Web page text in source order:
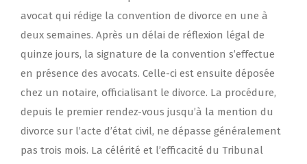
avocat qui rédige la convention de divorce en une à
deux semaines. Après un délai de réflexion légal de
quinze jours, la signature de la convention s’effectue
en présence des avocats. Celle-ci est ensuite déposée
chez un notaire, officialisant le divorce. La procédure,
depuis le premier rendez-vous jusqu’à la mention du
divorce sur l’acte d’état civil, ne dépasse généralement
pas trois mois. La célérité et l’efficacité du Tribunal